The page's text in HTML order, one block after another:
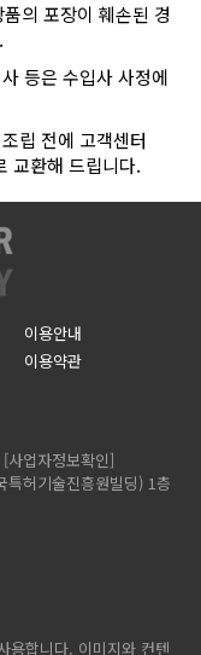
의 포장이 훼손된 경
등은 수입사 사정에
립 전에 고객센터
교환해 드립니다.
이용안내
이용약관
[사업자정보확인]
허기술진흥원빌딩) 1층
용합니다. 이미지와 컨텐